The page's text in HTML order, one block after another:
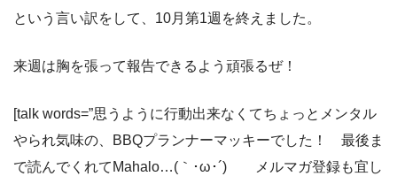
という言い訳をして、10月第1週を終えました。
来週は胸を張って報告できるよう頑張るぜ！
[talk words=”思うように行動出来なくてちょっとメンタル
やられ気味の、BBQプランナーマッキーでした！ 最後ま
で読んでくれてMahalo…(｀･ω･´)ゞ メルマガ登録も宜し